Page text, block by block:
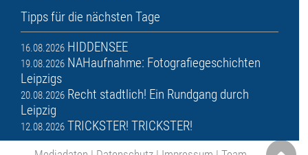
Tipps für die nächsten Tage
16.08.2026 HIDDENSEE
19.08.2026 NAHaufnahme: Fotografiegeschichten
Leipzigs
20.08.2026 Recht stadtlich! Ein Rundgang durch
Leipzig
12.08.2026 TRICKSTER! TRICKSTER!